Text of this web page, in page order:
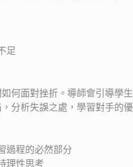
足
何面對挫折。導師會引導學生
分析失誤之處，學習對手的優
過程的必然部分
理性思考